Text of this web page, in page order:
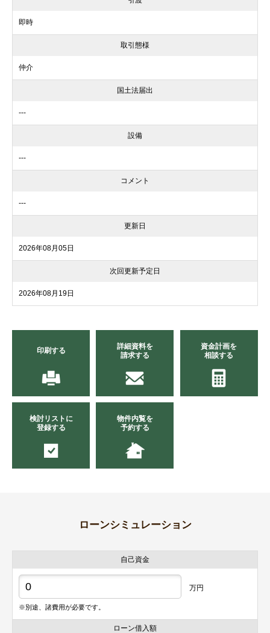
即時
取引態様
仲介
国土法届出
---
設備
---
コメント
---
更新日
2026年08月05日
次回更新予定日
2026年08月19日
印刷する
詳細資料を
請求する
資金計画を
相談する
検討リストに
登録する
物件内覧を
予約する
ローンシミュレーション
自己資金
万円
※別途、諸費用が必要です。
ローン借入額